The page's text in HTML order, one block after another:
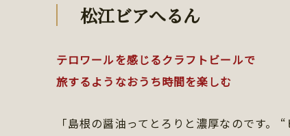
松江ビアへるん
テロワールを感じるクラフトビールで
旅するようなおうち時間を楽しむ
「島根の醤油ってとろりと濃厚なのです。